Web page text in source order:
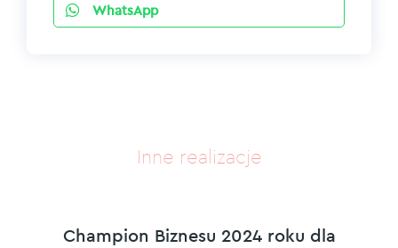
WhatsApp
Inne realizacje
Champion Biznesu 2024 roku dla